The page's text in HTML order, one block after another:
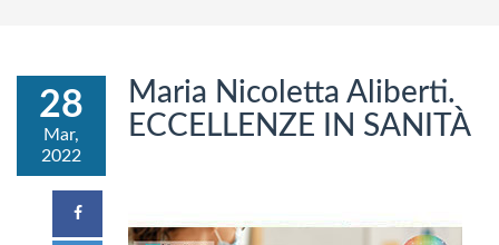
28
Mar,
2022
Maria Nicoletta Aliberti.
ECCELLENZE IN SANITÀ